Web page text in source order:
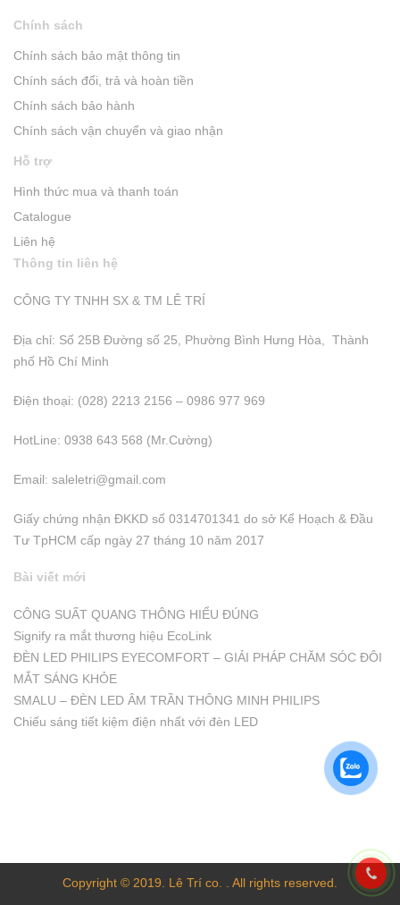
Chính sách
Chính sách bảo mật thông tin
Chính sách đổi, trả và hoàn tiền
Chính sách bảo hành
Chính sách vận chuyển và giao nhận
Hỗ trợ
Hình thức mua và thanh toán
Catalogue
Liên hệ
Thông tin liên hệ
CÔNG TY TNHH SX & TM LÊ TRÍ
Địa chỉ: Số 25B Đường số 25, Phường Bình Hưng Hòa, Thành
phố Hồ Chí Minh
Điện thoại: (028) 2213 2156 – 0986 977 969
HotLine: 0938 643 568 (Mr.Cường)
Email: saleletri@gmail.com
Giấy chứng nhận ĐKKD số 0314701341 do sở Kể Hoạch & Đầu
Tư TpHCM cấp ngày 27 tháng 10 năm 2017
Bài viết mới
CÔNG SUẤT QUANG THÔNG HIỂU ĐÚNG
Signify ra mắt thương hiệu EcoLink
ĐÈN LED PHILIPS EYECOMFORT – GIẢI PHÁP CHĂM SÓC ĐÔI
MẮT SÁNG KHỎE
SMALU – ĐÈN LED ÂM TRẦN THÔNG MINH PHILIPS
Chiếu sáng tiết kiệm điện nhất với đèn LED
Copyright © 2019. Lê Trí co. . All rights reserved.